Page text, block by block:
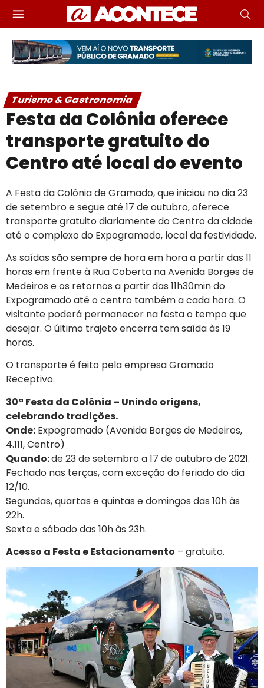
Turismo & Gastronomia
Festa da Colônia oferece
transporte gratuito do
Centro até local do evento
A Festa da Colônia de Gramado, que iniciou no dia 23
de setembro e segue até 17 de outubro, oferece
transporte gratuito diariamente do Centro da cidade
até o complexo do Expogramado, local da festividade.
As saídas são sempre de hora em hora a partir das 11
horas em frente à Rua Coberta na Avenida Borges de
Medeiros e os retornos a partir das 11h30min do
Expogramado até o centro também a cada hora. O
visitante poderá permanecer na festa o tempo que
desejar. O último trajeto encerra tem saída às 19
horas.
O transporte é feito pela empresa Gramado
Receptivo.
30ª Festa da Colônia – Unindo origens,
celebrando tradições.
Onde: Expogramado (Avenida Borges de Medeiros,
4.111, Centro)
Quando:de 23 de setembro a 17 de outubro de 2021.
Fechado nas terças, com exceção do feriado do dia
12/10.
Segundas, quartas e quintas e domingos das 10h às
22h.
Sexta e sábado das 10h às 23h.
Acesso a Festa e Estacionamento – gratuito.